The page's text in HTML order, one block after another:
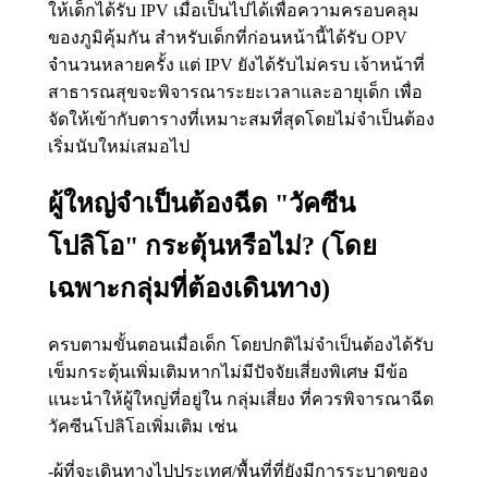
ให้เด็กได้รับ IPV เมื่อเป็นไปได้เพื่อความครอบคลุม
ของภูมิคุ้มกัน สำหรับเด็กที่ก่อนหน้านี้ได้รับ OPV
จำนวนหลายครั้ง แต่ IPV ยังได้รับไม่ครบ เจ้าหน้าที่
สาธารณสุขจะพิจารณาระยะเวลาและอายุเด็ก เพื่อ
จัดให้เข้ากับตารางที่เหมาะสมที่สุดโดยไม่จำเป็นต้อง
เริ่มนับใหม่เสมอไป
ผู้ใหญ่จำเป็นต้องฉีด "วัคซีน
โปลิโอ" กระตุ้นหรือไม่? (โดย
เฉพาะกลุ่มที่ต้องเดินทาง)
ครบตามขั้นตอนเมื่อเด็ก โดยปกติไม่จำเป็นต้องได้รับ
เข็มกระตุ้นเพิ่มเติมหากไม่มีปัจจัยเสี่ยงพิเศษ มีข้อ
แนะนำให้ผู้ใหญ่ที่อยู่ใน กลุ่มเสี่ยง ที่ควรพิจารณาฉีด
วัคซีนโปลิโอเพิ่มเติม เช่น
-ผู้ที่จะเดินทางไปประเทศ/พื้นที่ที่ยังมีการระบาดของ